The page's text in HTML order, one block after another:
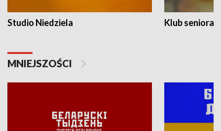
Studio Niedziela Klub seniora
MNIEJSZOŚCI